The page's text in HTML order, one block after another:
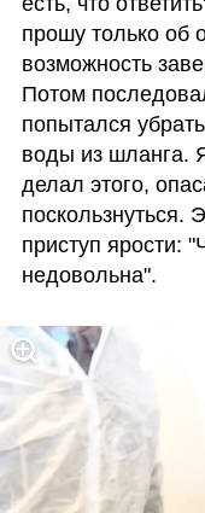
прошу только об
возможность
Потом
попытался
воды из шланга.
делал этого,
поскользнуться.
приступ ярости:
недовольна".